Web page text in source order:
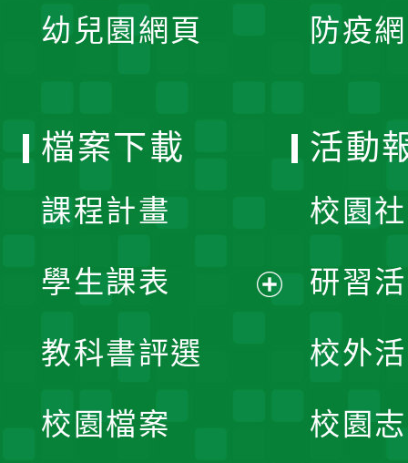
幼兒園網頁 防疫
檔案下載
課程計畫
學生課表
教科書評選
校園檔案
活動
校園
研習
校外
校園